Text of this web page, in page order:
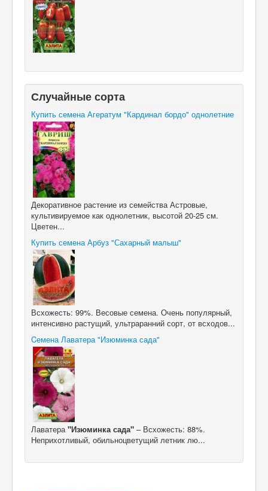
Случайные сорта
Купить семена Агератум "Кардинал бордо" однолетние
Декоративное растение из семейства Астровые,
культивируемое как однолетник, высотой 20-25 см.
Цветен...
Купить семена Арбуз "Сахарный малыш"
Всхожесть: 99%. Весовые семена. Очень популярный,
интенсивно растущий, ультраранний сорт, от всходов...
Cемена Лаватера "Изюминка сада"
Лаватера"Изюминка сада" – Всхожесть: 88%.
Неприхотливый, обильноцветущий летник лю...